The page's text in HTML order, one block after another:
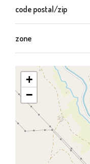
code postal/zip
zone
+
−